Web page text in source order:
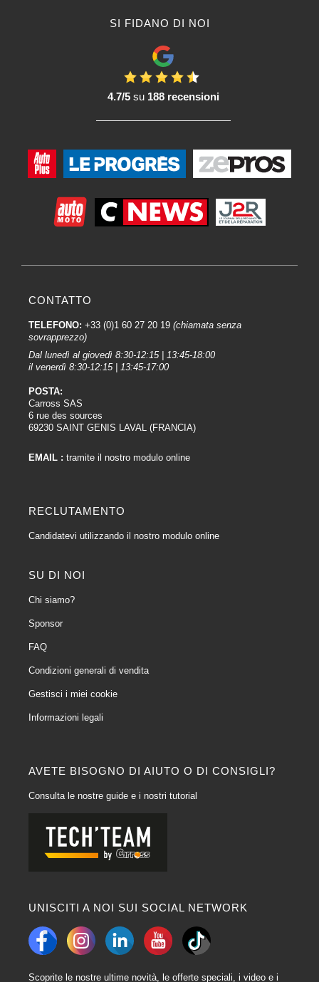
SI FIDANO DI NOI
4.7/5su 188 recensioni
AVETE BISOGNO DI AIUTO O DI CONSIGLI?
Consulta le nostre guide e i nostri tutorial
UNISCITI A NOI SUI SOCIAL NETWORK
Scoprite le nostre ultime novità, le offerte speciali, i video e i
CONTATTO
TELEFONO: +33 (0)1 60 27 20 19 (chiamata senza
sovrapprezzo)
Dal lunedì al giovedì 8:30-12:15 | 13:45-18:00
il venerdì 8:30-12:15 | 13:45-17:00
POSTA:
Carross SAS
6 rue des sources
69230 SAINT GENIS LAVAL (FRANCIA)
EMAIL : tramite il nostro modulo online
RECLUTAMENTO
Candidatevi utilizzando il nostro modulo online
SU DI NOI
Chi siamo?
Sponsor
FAQ
Condizioni generali di vendita
Gestisci i miei cookie
Informazioni legali